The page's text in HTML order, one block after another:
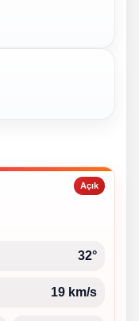
Açık
32°
19 km/s